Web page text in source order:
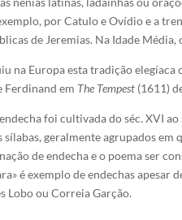
por Catulo e Ovídio e a
de Jeremias. Na Idade
na Europa esta tradição
Ferdinand em The Tempest (1611)
foi cultivada do séc. XVI
sílabas, geralmente agrupados
de endecha e o poema ser
é exemplo de endechas apesar
Lobo ou Correia Garção.